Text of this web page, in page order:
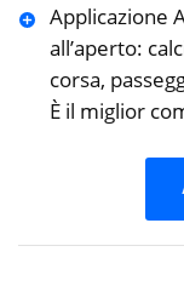
Applicazione
all’aperto:
corsa,
È il miglior